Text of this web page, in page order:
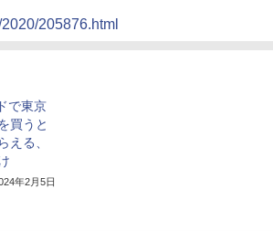
205876.html
で東京
買うと
える、
年2月5日